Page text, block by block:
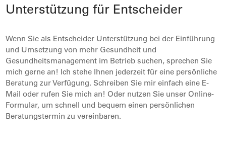
Unterstützung für Entscheider
Wenn Sie als Entscheider Unterstützung bei der Einführung
und Umsetzung von mehr Gesundheit und
Gesundheitsmanagement im Betrieb suchen, sprechen Sie
mich gerne an! Ich stehe Ihnen jederzeit für eine persönliche
Beratung zur Verfügung. Schreiben Sie mir einfach eine E-
Mail oder rufen Sie mich an! Oder nutzen Sie unser Online-
Formular, um schnell und bequem einen persönlichen
Beratungstermin zu vereinbaren.